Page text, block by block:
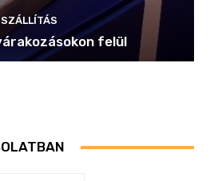
SZÁLLÍTÁS
felül